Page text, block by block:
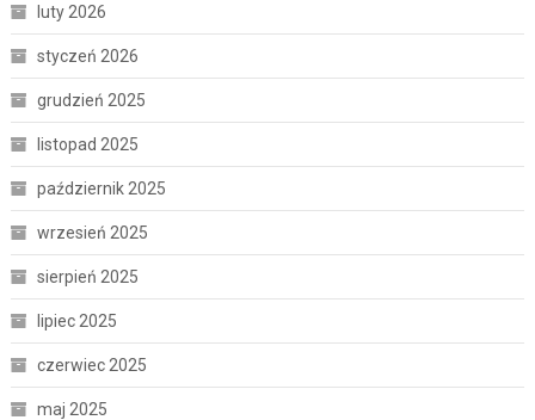
luty 2026
styczeń 2026
grudzień 2025
listopad 2025
październik 2025
wrzesień 2025
sierpień 2025
lipiec 2025
czerwiec 2025
maj 2025